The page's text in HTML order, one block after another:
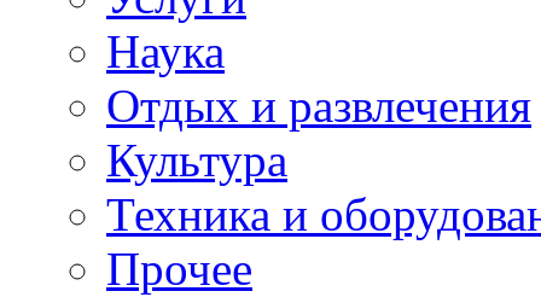
Наука
Отдых и развлечения
Культура
Техника и
Прочее